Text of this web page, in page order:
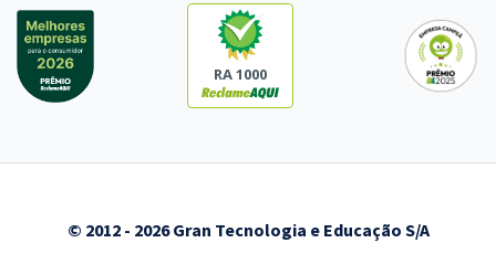
RA 1000
© 2012 - 2026 Gran Tecnologia e Educação S/A